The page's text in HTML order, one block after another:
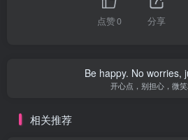
点赞0 分享
Be happy. No worries,
开心点，别担心，微
相关推荐